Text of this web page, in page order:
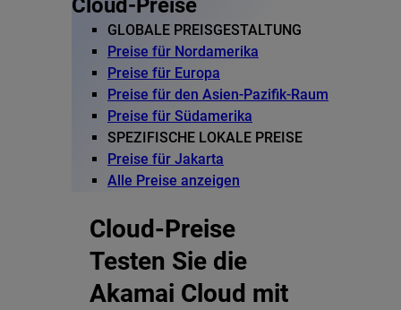
Cloud-Preise
GLOBALE PREISGESTALTUNG
Preise für Nordamerika
Preise für Europa
Preise für den Asien-Pazifik-Raum
Preise für Südamerika
SPEZIFISCHE LOKALE PREISE
Preise für Jakarta
Alle Preise anzeigen
Cloud-Preise
Testen Sie die
Akamai Cloud mit